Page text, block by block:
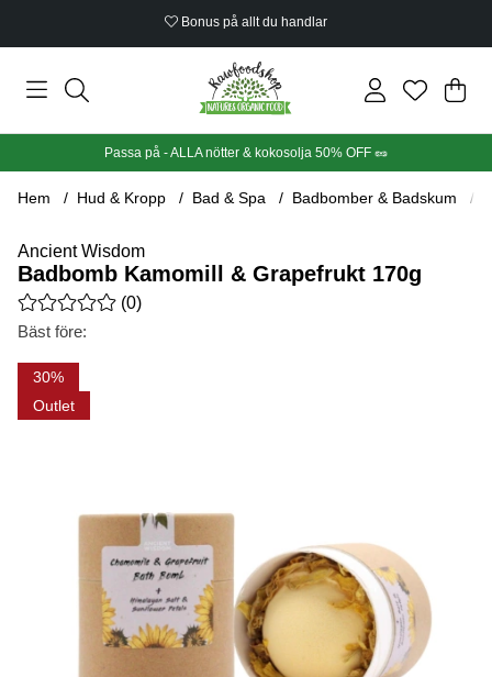
Bonus på allt du handlar
Din
.
Passa på - ALLA nötter & kokosolja 50% OFF 🥜
Hem Hud & Kropp Bad & Spa Badbomber & Badskum
Ancient Wisdom
Badbomb Kamomill & Grapefrukt 170g
Medelbetyg 0 av 5 Antal betyg 0
(0)
Bäst före:
30
Outlet
Produktbilder Badbomb Kamomill & Grapefrukt 170g